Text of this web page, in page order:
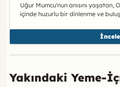
Uğur Mumcu'nun anısını yaşatan,
içinde huzurlu bir dinlenme ve
İncele
Yakındaki Yeme-